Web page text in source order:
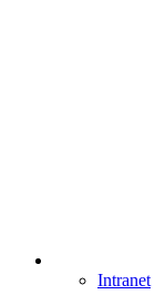
Intranet